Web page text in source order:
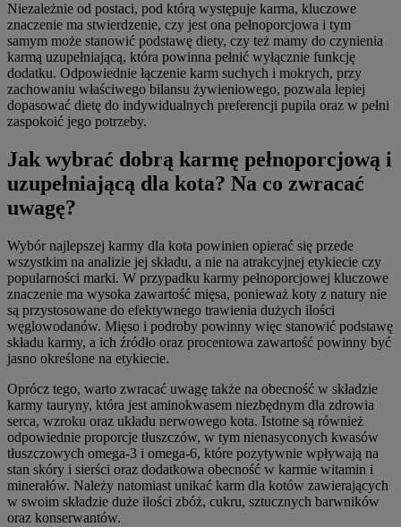
Niezależnie od postaci, pod którą występuje karma, kluczowe
znaczenie ma stwierdzenie, czy jest ona pełnoporcjowa i tym
samym może stanowić podstawę diety, czy też mamy do czynienia
karmą uzupełniającą, która powinna pełnić wyłącznie funkcję
dodatku. Odpowiednie łączenie karm suchych i mokrych, przy
zachowaniu właściwego bilansu żywieniowego, pozwala lepiej
dopasować dietę do indywidualnych preferencji pupila oraz w pełni
zaspokoić jego potrzeby.
Jak wybrać dobrą karmę pełnoporcjową i
uzupełniającą dla kota? Na co zwracać
uwagę?
Wybór najlepszej karmy dla kota powinien opierać się przede
wszystkim na analizie jej składu, a nie na atrakcyjnej etykiecie czy
popularności marki. W przypadku karmy pełnoporcjowej kluczowe
znaczenie ma wysoka zawartość mięsa, ponieważ koty z natury nie
są przystosowane do efektywnego trawienia dużych ilości
węglowodanów. Mięso i podroby powinny więc stanowić podstawę
składu karmy, a ich źródło oraz procentowa zawartość powinny być
jasno określone na etykiecie.
Oprócz tego, warto zwracać uwagę także na obecność w składzie
karmy tauryny, która jest aminokwasem niezbędnym dla zdrowia
serca, wzroku oraz układu nerwowego kota. Istotne są również
odpowiednie proporcje tłuszczów, w tym nienasyconych kwasów
tłuszczowych omega-3 i omega-6, które pozytywnie wpływają na
stan skóry i sierści oraz dodatkowa obecność w karmie witamin i
minerałów. Należy natomiast unikać karm dla kotów zawierających
w swoim składzie duże ilości zbóż, cukru, sztucznych barwników
oraz konserwantów.